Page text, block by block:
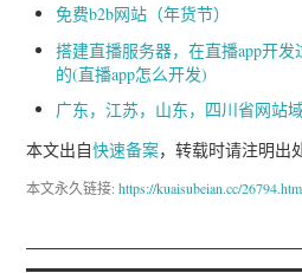
免费b2b网站（年货节）
搭建直播服务器，在直播app开
的(直播app怎么开发)
广东，江苏，山东，四川省网站
本文出自快速备案，转载时请注明出
本文永久链接:https://kuaisubeian.cc/